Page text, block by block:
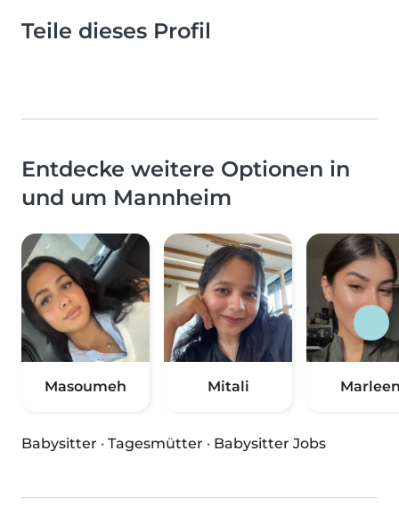
Teile dieses Profil
Entdecke weitere Optionen in
und um Mannheim
Masoumeh Mitali
Babysitter · Tagesmütter · Babysitter Jobs